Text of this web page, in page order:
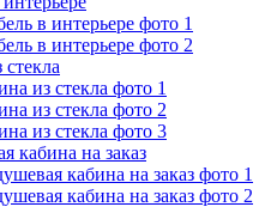
в интерьере фото 1
в интерьере фото 2
из стекла фото 1
из стекла фото 2
из стекла фото 3
кабина на заказ
кабина на заказ фото 1
кабина на заказ фото 2